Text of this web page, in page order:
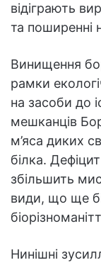
відіграють
та поширенні
Винищення
рамки
на засоби до
мешканців
м’яса диких
білка.
збільшить
види, що ще
Нинішні